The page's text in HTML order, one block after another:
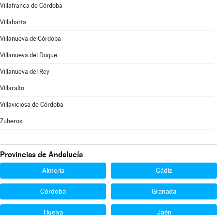
Villafranca de Córdoba
Villaharta
Villanueva de Córdoba
Villanueva del Duque
Villanueva del Rey
Villaralto
Villaviciosa de Córdoba
Zuheros
Provincias de Andalucía
Almería Cádiz
Córdoba Granada
Huelva Jaén